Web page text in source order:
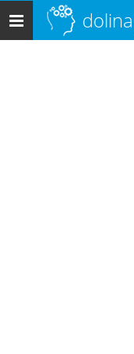
Menu
główne
dolina